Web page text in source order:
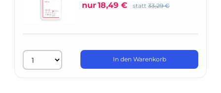
nur18,49 € statt 33,29 €
In den Warenkorb